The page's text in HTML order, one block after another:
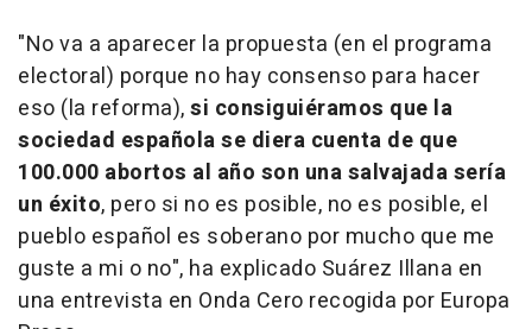
"No va a aparecer la propuesta (en el programa
electoral) porque no hay consenso para hacer
eso (la reforma),si consiguiéramos que la
sociedad española se diera cuenta de que
100.000 abortos al año son una salvajada sería
un éxito, pero si no es posible, no es posible, el
pueblo español es soberano por mucho que me
guste a mi o no", ha explicado Suárez Illana en
una entrevista en Onda Cero recogida por Europa